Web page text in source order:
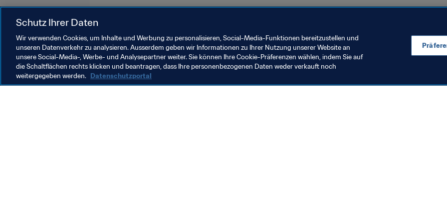
Schutz Ihrer Daten
Wir verwenden Cookies, um Inhalte und Werbung zu personalisieren, Social-Media-Funktionen bereitzustellen und
unseren Datenverkehr zu analysieren. Ausserdem geben wir Informationen zu Ihrer Nutzung unserer Website an
unsere Social-Media-, Werbe- und Analysepartner weiter. Sie können Ihre Cookie-Präferenzen wählen, indem Sie auf
die Schaltflächen rechts klicken und beantragen, dass Ihre personenbezogenen Daten weder verkauft noch
weitergegeben werden. Datenschutzportal